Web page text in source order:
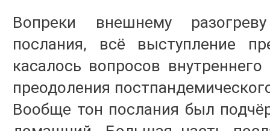
Вопреки внешнему
послания, всё выступление
касалось вопросов
преодоления
Вообще тон послания был